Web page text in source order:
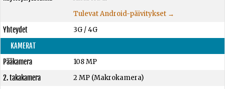
Tulevat Android-päivitykset →
Yhteydet
3G / 4G
KAMERAT
Pääkamera
108 MP
2. takakamera
2 MP (Makrokamera)